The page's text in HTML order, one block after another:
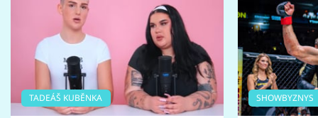
TADEÁŠ KUBĚNKA SHOWBYZNYS